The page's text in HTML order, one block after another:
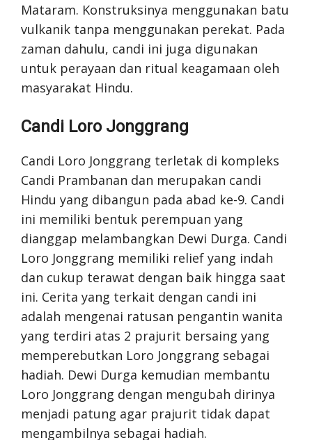
Mataram. Konstruksinya menggunakan batu
vulkanik tanpa menggunakan perekat. Pada
zaman dahulu, candi ini juga digunakan
untuk perayaan dan ritual keagamaan oleh
masyarakat Hindu.
Candi Loro Jonggrang
Candi Loro Jonggrang terletak di kompleks
Candi Prambanan dan merupakan candi
Hindu yang dibangun pada abad ke-9. Candi
ini memiliki bentuk perempuan yang
dianggap melambangkan Dewi Durga. Candi
Loro Jonggrang memiliki relief yang indah
dan cukup terawat dengan baik hingga saat
ini. Cerita yang terkait dengan candi ini
adalah mengenai ratusan pengantin wanita
yang terdiri atas 2 prajurit bersaing yang
memperebutkan Loro Jonggrang sebagai
hadiah. Dewi Durga kemudian membantu
Loro Jonggrang dengan mengubah dirinya
menjadi patung agar prajurit tidak dapat
mengambilnya sebagai hadiah.